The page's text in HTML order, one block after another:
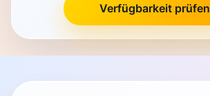
Verfügbarkeit prüfen